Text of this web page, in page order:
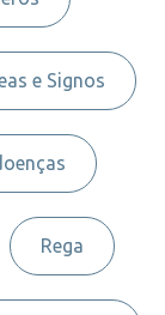
e Signos
Rega